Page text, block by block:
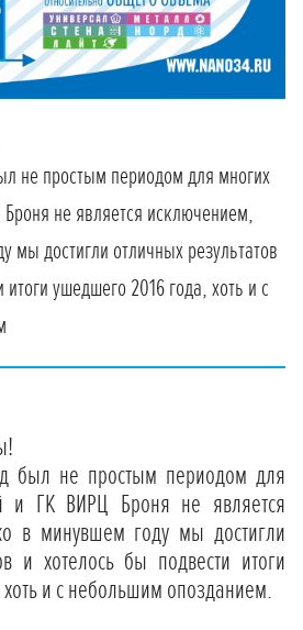
не простым периодом для многих
не является исключением,
мы достигли отличных результатов
ушедшего 2016 года, хоть и с
был не простым периодом для
и ГК ВИРЦ Броня не является
в минувшем году мы достигли
и хотелось бы подвести итоги
и с небольшим опозданием.